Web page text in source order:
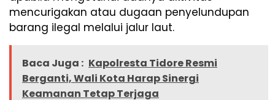
mencurigakan atau dugaan penyelundupan
barang ilegal melalui jalur laut.
Baca Juga : Kapolresta Tidore Resmi
Berganti, Wali Kota Harap Sinergi
Keamanan Tetap Terjaga